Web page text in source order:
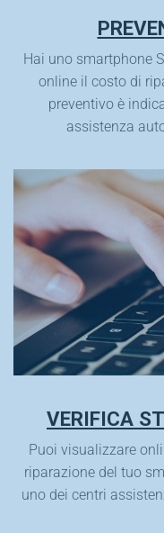
Hai uno smartphone
online il costo di
preventivo è
assistenza
VERIFICA
Puoi visualizzare
riparazione del tuo
uno dei centri